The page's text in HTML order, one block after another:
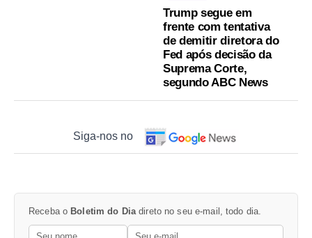
Trump segue em
frente com tentativa
de demitir diretora do
Fed após decisão da
Suprema Corte,
segundo ABC News
Siga-nos no
Receba o Boletim do Dia direto no seu e-mail, todo dia.